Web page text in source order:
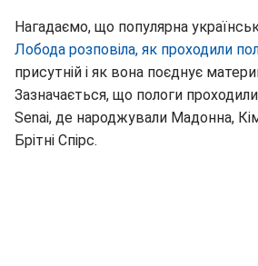
Нагадаємо, що популярна
Лобода розповіла, як проходили
присутній і як вона поєднує
Зазначається, що пологи проходили
Senai, де народжували Мадонна,
Брітні Спірс.